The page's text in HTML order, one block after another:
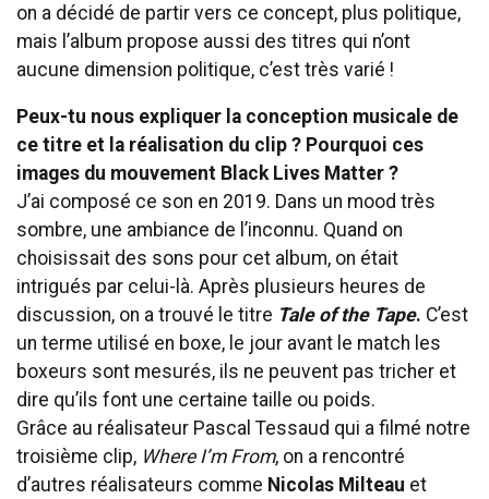
on a décidé de partir vers ce concept, plus politique,
mais l’album propose aussi des titres qui n’ont
aucune dimension politique, c’est très varié !
Peux-tu nous expliquer la conception musicale de
ce titre et la réalisation du clip ? Pourquoi ces
images du mouvement Black Lives Matter ?
J’ai composé ce son en 2019. Dans un mood très
sombre, une ambiance de l’inconnu. Quand on
choisissait des sons pour cet album, on était
intrigués par celui-là. Après plusieurs heures de
discussion, on a trouvé le titre Tale of the Tape. C’est
un terme utilisé en boxe, le jour avant le match les
boxeurs sont mesurés, ils ne peuvent pas tricher et
dire qu’ils font une certaine taille ou poids.
Grâce au réalisateur Pascal Tessaud qui a filmé notre
troisième clip, Where I’m From, on a rencontré
d’autres réalisateurs comme Nicolas Milteau et